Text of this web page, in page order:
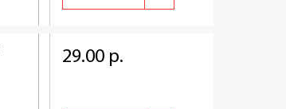
29.00 р.